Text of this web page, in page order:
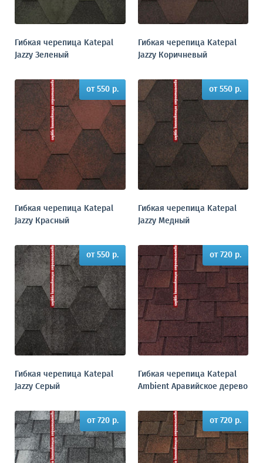
Гибкая черепица Katepal
Jazzy Зеленый
Гибкая черепица Katepal
Jazzy Коричневый
от 550 р.
Гибкая черепица Katepal
Jazzy Красный
от 550 р.
Гибкая черепица Katepal
Jazzy Медный
от 550 р.
Гибкая черепица Katepal
Jazzy Серый
от 720 р.
Гибкая черепица Katepal
Ambient Аравийское дерево
от 720 р. от 720 р.